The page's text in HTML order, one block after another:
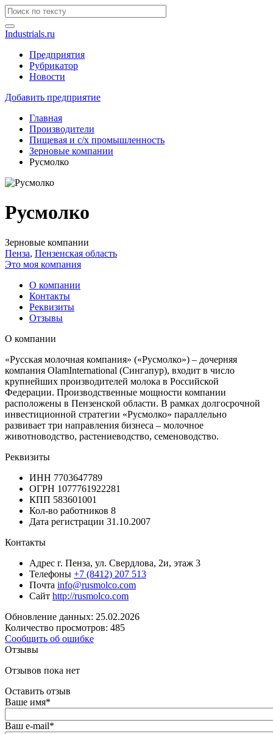
Industrials.ru
Предприятия
Рубрикатор
Новости
Добавить предприятие
Главная
Производители
Пищевая и с/х промышленность
Зерновые компании
Русмолко
Русмолко
Зерновые компании
Пенза, Пензенская область
Это моя компания
О компании
Контакты
Реквизиты
Отзывы
О компании
«Русская молочная компания» («Русмолко») – дочерняя
компания OlamInternational (Сингапур), входит в число
крупнейших производителей молока в Российской
Федерации. Производственные мощности компании
расположены в Пензенской области. В рамках долгосрочной
инвестиционной стратегии «Русмолко» параллельно
развивает три направления бизнеса – молочное
животноводство, растениеводство, семеноводство.
Реквизиты
ИНН 7703647789
ОГРН 1077761922281
КПП 583601001
Кол-во работников 8
Дата регистрации 31.10.2007
Контакты
Адрес г. Пенза, ул. Свердлова, 2и, этаж 3
Телефоны +7 (8412) 207 513
Почта info@rusmolco.com
Сайт http://rusmolco.com
Обновление данных: 25.02.2026
Количество просмотров: 485
Сообщить об ошибке
Отзывы
Отзывов пока нет
Оставить отзыв
Ваше имя*
Ваш e-mail*